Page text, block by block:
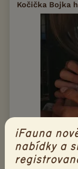
Kočička Bojka
Bojka, kočička,
2026/07/03), č.
podmínkou adopce.
iFauna
nabídky a